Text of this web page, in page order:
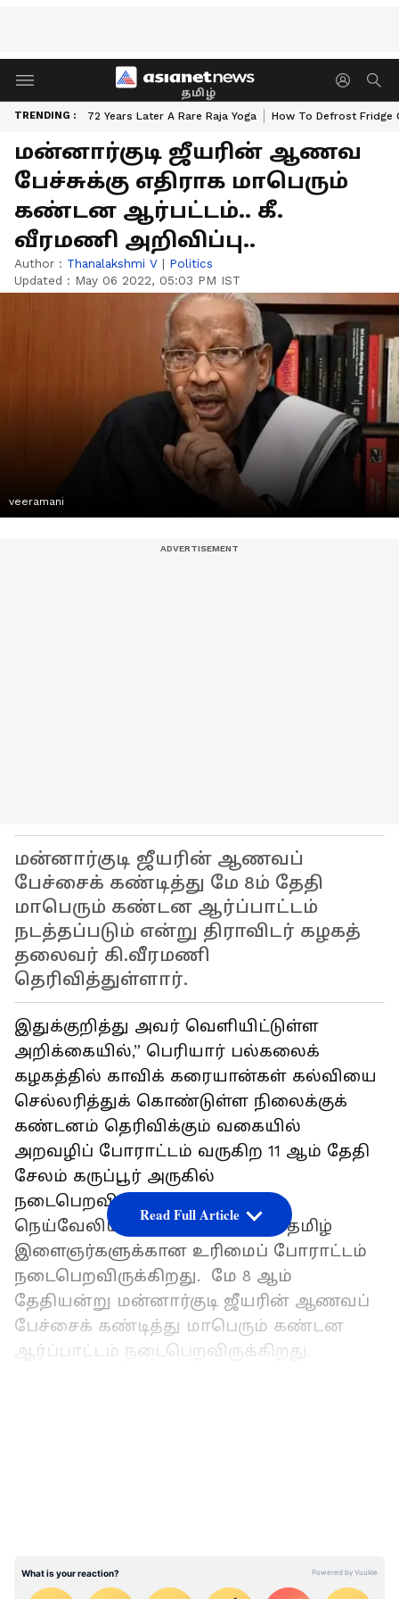
தமிழ்
TRENDING : 72 Years Later A Rare Raja Yoga How To Defrost Fridge
மன்னார்குடி ஜீயரின் ஆணவ
பேச்சுக்கு எதிராக மாபெரும்
கண்டன ஆர்பட்டம்.. கீ.
வீரமணி அறிவிப்பு..
Author : Thanalakshmi V | Politics
Updated : May 06 2022, 05:03 PM IST
veeramani
மன்னார்குடி ஜீயரின் ஆணவப்
பேச்சைக் கண்டித்து மே 8ம் தேதி
மாபெரும் கண்டன ஆர்ப்பாட்டம்
நடத்தப்படும் என்று திராவிடர் கழகத்
தலைவர் கி.வீரமணி
தெரிவித்துள்ளார்.
இதுக்குறித்து அவர் வெளியிட்டுள்ள
அறிக்கையில்,” பெரியார் பல்கலைக்
கழகத்தில் காவிக் கரையான்கள் கல்வியை
செல்லரித்துக் கொண்டுள்ள நிலைக்குக்
கண்டனம் தெரிவிக்கும் வகையில்
அறவழிப் போராட்டம் வருகிற 11 ஆம் தேதி
சேலம் கருப்பூர் அருகில்
நடைபெறவிருக்கிறது. மே 9 இல்
நெய்வேலியில் வஞ்சிக்கப்படும் தமிழ்
இளைஞர்களுக்கான உரிமைப் போராட்டம்
நடைபெறவிருக்கிறது. மே 8 ஆம்
தேதியன்று மன்னார்குடி ஜீயரின் ஆணவப்
பேச்சைக் கண்டித்து மாபெரும் கண்டன
ஆர்ப்பாட்டம் நடைபெறவிருக்கிறது.
பா.ஜ.க.வினர் சில இடையூறுகளை -
Read Full Article